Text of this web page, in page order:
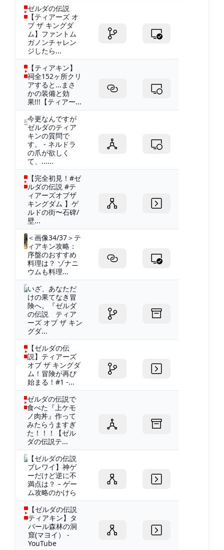
ゼルダの伝説
【ティアーズ オ
ブ ザ キングダ
ム】ファントム
ガノンチャレン
ジしたら...
【ティアキン】
祠全152ヶ所クリ
アすると...まさ
かの装備と効
果!!!【ティアー...
今更なんですが
ゼルダのティア
キンの質問で
す。 - ネルドラ
の爪が欲しく
て、......
【完全初見！#ゼ
ルダの伝説 #テ
ィアーズオブザ
キングダム 】ゲ
ルドの街〜石碑/
壁...
＜画像34/37＞テ
ィアキン攻略：
序盤のおすすめ
料理は？ ゾナニ
ウムも料理...
いざ、あなただ
けの果てなき冒
険へ。『ゼルダ
の伝説 ティア
ーズ オブ ザ キン
グダ...
【ゼルダの伝
説】ティアーズ
オブ ザ キングダ
ム！冒険が再び
始まる！#1 -...
ゼルダの伝説で
食べた『上ケモ
ノ肉丼』作って
みたらうますぎ
た！！！【ゼル
ダの伝説テ...
【ゼルダの伝説
ブレワイ】神ゲ
ーだけど逆に不
満点は？ – ゲー
ム攻略のかけら
【ゼルダの伝説
ティアキン】タ
バール森林の洞
窟(マヨイ） -
YouTube